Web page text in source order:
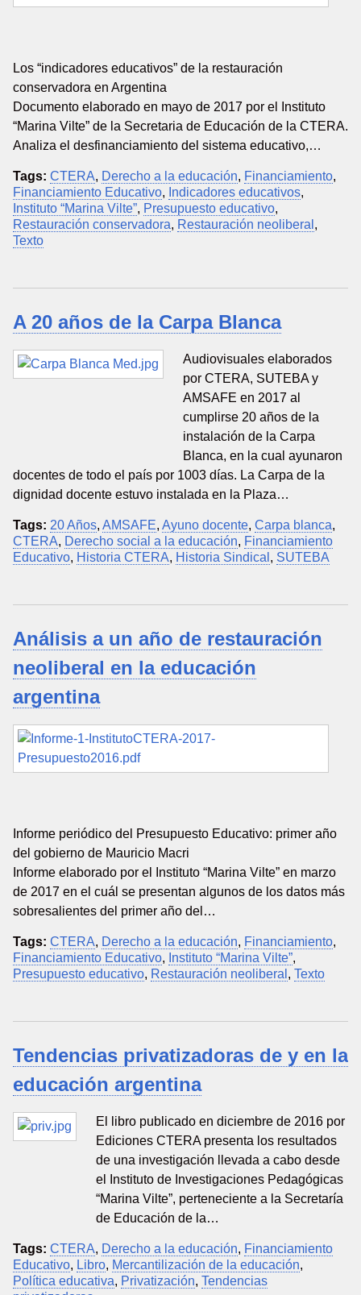
Los “indicadores educativos” de la restauración
conservadora en Argentina
Documento elaborado en mayo de 2017 por el Instituto
“Marina Vilte” de la Secretaria de Educación de la CTERA.
Analiza el desfinanciamiento del sistema educativo,…
Tags: CTERA, Derecho a la educación, Financiamiento,
Financiamiento Educativo, Indicadores educativos,
Instituto “Marina Vilte”, Presupuesto educativo,
Restauración conservadora, Restauración neoliberal ,
Texto
A 20 años de la Carpa Blanca
Audiovisuales elaborados
por CTERA, SUTEBA y
AMSAFE en 2017 al
cumplirse 20 años de la
instalación de la Carpa
Blanca, en la cual ayunaron
docentes de todo el país por 1003 días. La Carpa de la
dignidad docente estuvo instalada en la Plaza…
Tags: 20 Años, AMSAFE, Ayuno docente, Carpa blanca,
CTERA, Derecho social a la educación, Financiamiento
Educativo, Historia CTERA, Historia Sindical , SUTEBA
Análisis a un año de restauración
neoliberal en la educación
argentina
Informe periódico del Presupuesto Educativo: primer año
del gobierno de Mauricio Macri
Informe elaborado por el Instituto “Marina Vilte” en marzo
de 2017 en el cuál se presentan algunos de los datos más
sobresalientes del primer año del…
Tags: CTERA, Derecho a la educación, Financiamiento,
Financiamiento Educativo, Instituto “Marina Vilte”,
Presupuesto educativo, Restauración neoliberal , Texto
Tendencias privatizadoras de y en la
educación argentina
El libro publicado en diciembre de 2016 por
Ediciones CTERA presenta los resultados
de una investigación llevada a cabo desde
el Instituto de Investigaciones Pedagógicas
“Marina Vilte”, perteneciente a la Secretaría
de Educación de la…
Tags: CTERA, Derecho a la educación, Financiamiento
Educativo, Libro, Mercantilización de la educación,
Política educativa, Privatización, Tendencias